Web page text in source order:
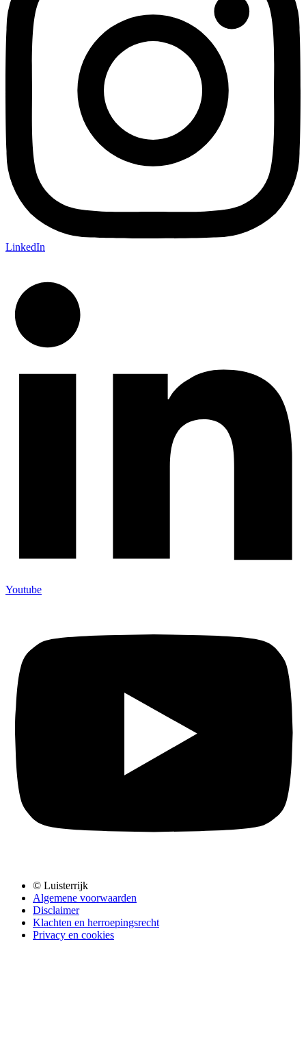
LinkedIn
Youtube
© Luisterrijk
Algemene voorwaarden
Disclaimer
Klachten en herroepingsrecht
Privacy en cookies